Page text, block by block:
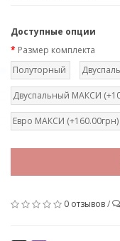
Доступные опции
Размер комплекта
Полуторный
Двуспальный МАКСИ
Евро МАКСИ (+160.00грн)
0 отзывов/